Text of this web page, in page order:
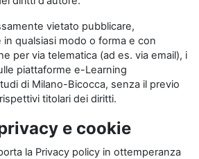
vietato pubblicare,
qualsiasi modo o forma e con
per via telematica (ad es. via email), i
piattaforme e-Learning
di Milano-Bicocca, senza il previo
titolari dei diritti.
e cookie
la Privacy policy in ottemperanza